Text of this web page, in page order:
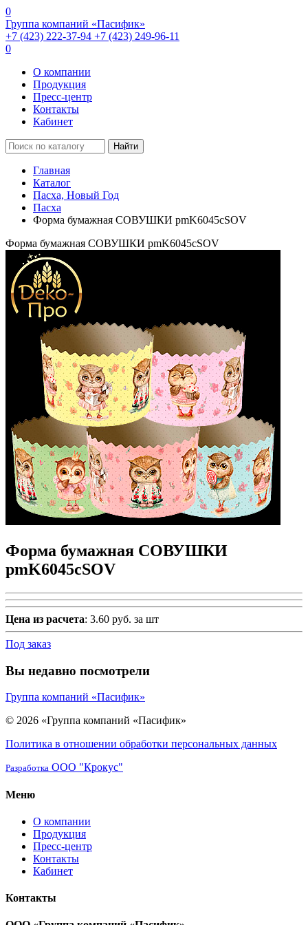
0
Группа компаний «Пасифик»
+7 (423) 222-37-94 +7 (423) 249-96-11
0
О компании
Продукция
Пресс-центр
Контакты
Кабинет
Найти
Главная
Каталог
Пасха, Новый Год
Пасха
Форма бумажная СОВУШКИ pmK6045cSOV
Форма бумажная СОВУШКИ pmK6045cSOV
Форма бумажная СОВУШКИ
pmK6045cSOV
Цена из расчета: 3.60 руб. за шт
Под заказ
Вы недавно посмотрели
Группа компаний «Пасифик»
© 2026 «Группа компаний «Пасифик»
Политика в отношении обработки персональных данных
Разработка ООО "Крокус"
Меню
О компании
Продукция
Пресс-центр
Контакты
Кабинет
Контакты